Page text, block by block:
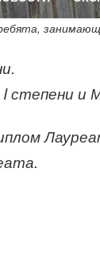
Iстепени и